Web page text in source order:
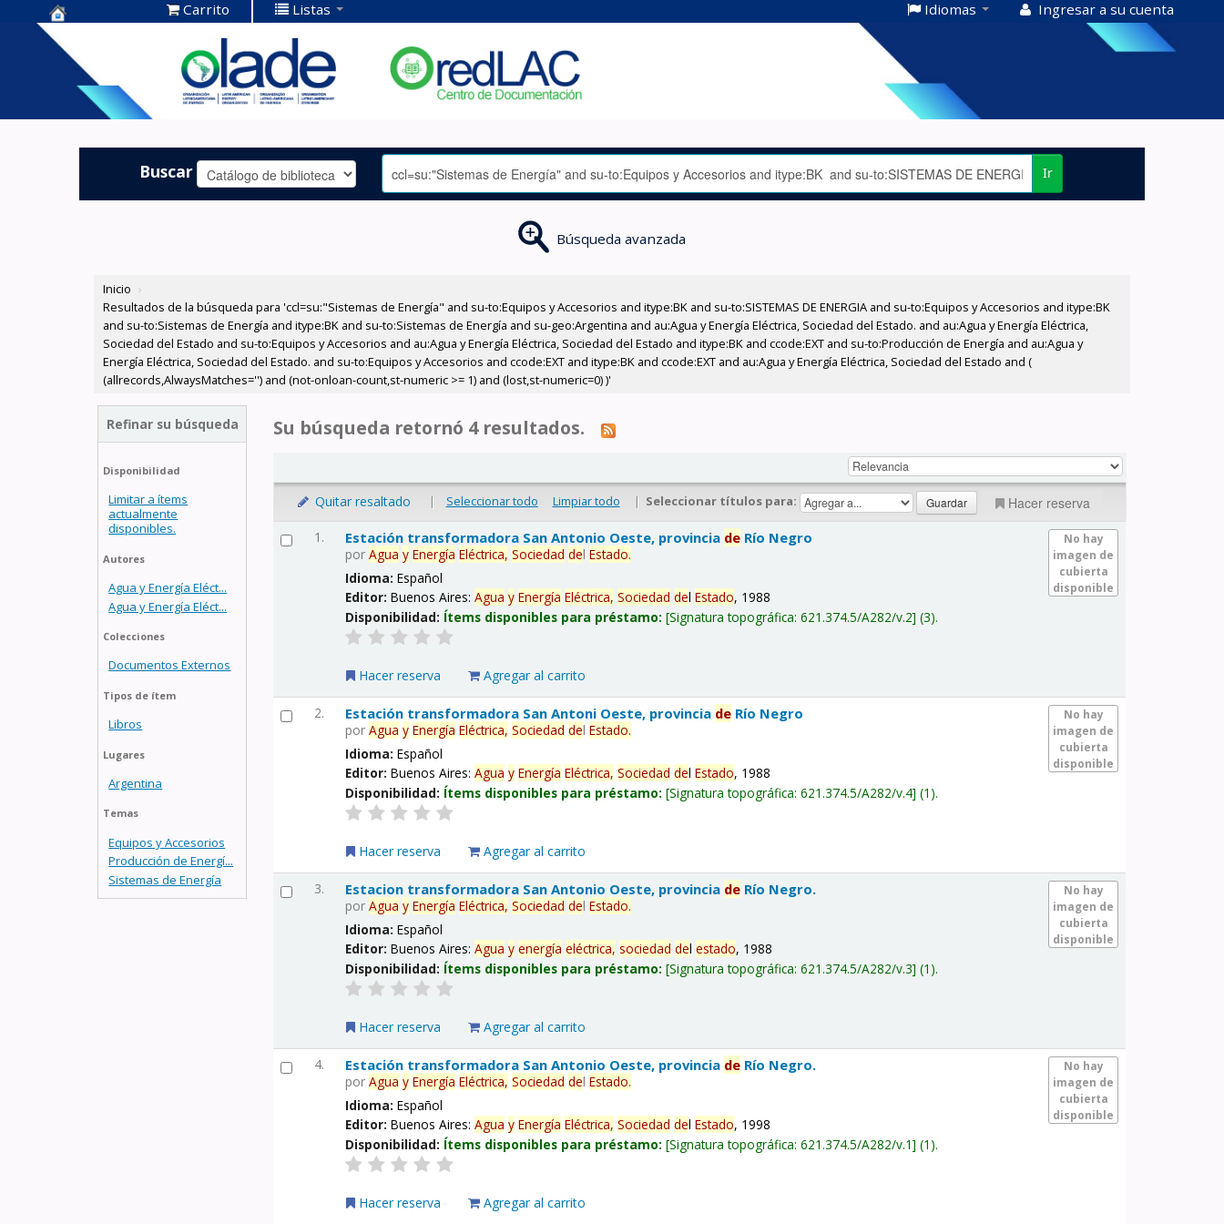
Centro de
Documentación
OLADE -
Carrito Listas Idiomas Ingresar a su cuenta
Buscar Ir
Búsqueda avanzada
Inicio ›
Resultados de la búsqueda para 'ccl=su:"Sistemas de Energía" and su-to:Equipos y Accesorios and itype:BK and su-to:SISTEMAS DE ENERGIA and su-to:Equipos y Accesorios and itype:BK
and su-to:Sistemas de Energía and itype:BK and su-to:Sistemas de Energía and su-geo:Argentina and au:Agua y Energía Eléctrica, Sociedad del Estado. and au:Agua y Energía Eléctrica,
Sociedad del Estado and su-to:Equipos y Accesorios and au:Agua y Energía Eléctrica, Sociedad del Estado and itype:BK and ccode:EXT and su-to:Producción de Energía and au:Agua y
Energía Eléctrica, Sociedad del Estado. and su-to:Equipos y Accesorios and ccode:EXT and itype:BK and ccode:EXT and au:Agua y Energía Eléctrica, Sociedad del Estado and (
(allrecords,AlwaysMatches='') and (not-onloan-count,st-numeric >= 1) and (lost,st-numeric=0) )'
Refinar su búsqueda
Disponibilidad
Limitar a ítems
actualmente
disponibles.
Autores
Agua y Energía Eléct...
Agua y Energía Eléct...
Colecciones
Documentos Externos
Tipos de ítem
Libros
Lugares
Argentina
Temas
Equipos y Accesorios
Producción de Energí...
Sistemas de Energía
Su búsqueda retornó 4 resultados.
Quitar resaltado | Seleccionar todo Limpiar todo | Seleccionar títulos para: Hacer reserva
1.
No hay
imagen de
cubierta
disponible
Estación transformadora San Antonio Oeste, provincia de Río Negro
porAgua y Energía Eléctrica, Sociedad delEstado.
Idioma:Español
Editor:Buenos Aires:Agua y Energía Eléctrica, Sociedad delEstado, 1988
Disponibilidad: Ítems disponibles para préstamo: Signatura topográfica:621.374.5/A282/v.2 (3).
Hacer reserva Agregar al carrito
2.
No hay
imagen de
cubierta
disponible
Estación transformadora San Antoni Oeste, provincia de Río Negro
porAgua y Energía Eléctrica, Sociedad delEstado.
Idioma:Español
Editor:Buenos Aires:Agua y Energía Eléctrica, Sociedad delEstado, 1988
Disponibilidad: Ítems disponibles para préstamo: Signatura topográfica:621.374.5/A282/v.4 (1).
Hacer reserva Agregar al carrito
3.
No hay
imagen de
cubierta
disponible
Estacion transformadora San Antonio Oeste, provincia de Río Negro.
porAgua y Energía Eléctrica, Sociedad delEstado.
Idioma:Español
Editor:Buenos Aires:Agua y energía eléctrica, sociedad delestado, 1988
Disponibilidad: Ítems disponibles para préstamo: Signatura topográfica:621.374.5/A282/v.3 (1).
Hacer reserva Agregar al carrito
4.
No hay
imagen de
cubierta
disponible
Estación transformadora San Antonio Oeste, provincia de Río Negro.
porAgua y Energía Eléctrica, Sociedad delEstado.
Idioma:Español
Editor:Buenos Aires:Agua y Energía Eléctrica, Sociedad delEstado, 1998
Disponibilidad: Ítems disponibles para préstamo: Signatura topográfica:621.374.5/A282/v.1 (1).
Hacer reserva Agregar al carrito